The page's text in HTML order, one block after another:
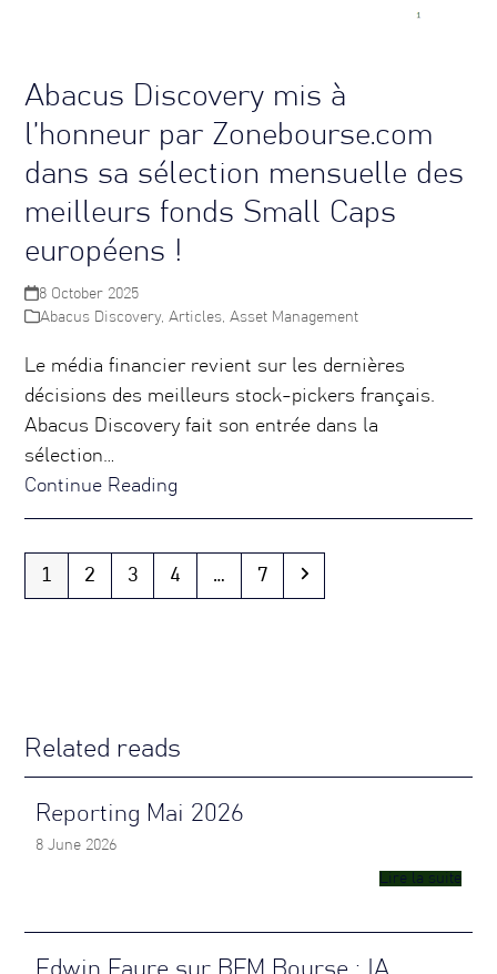
Abacus Discovery mis à
l’honneur par Zonebourse.com
dans sa sélection mensuelle des
meilleurs fonds Small Caps
européens !
8 October 2025
Abacus Discovery,Articles,Asset Management
Le média financier revient sur les dernières
décisions des meilleurs stock-pickers français.
Abacus Discovery fait son entrée dans la
sélection…
Continue Reading
Page
1 Page
2 Page
3 Page
4 … Page
7 Next
Related reads
Reporting Mai 2026
8 June 2026
Lire la suite
Edwin Faure sur BFM Bourse : IA,